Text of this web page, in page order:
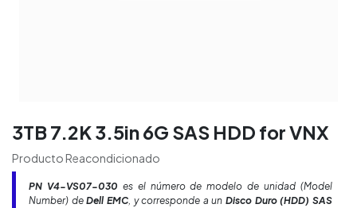
3TB 7.2K 3.5in 6G SAS HDD for VNX
Producto Reacondicionado
PN V4-VS07-030 es el número de modelo de unidad (Model
Number) deDell EMC, y corresponde a unDisco Duro (HDD) SAS